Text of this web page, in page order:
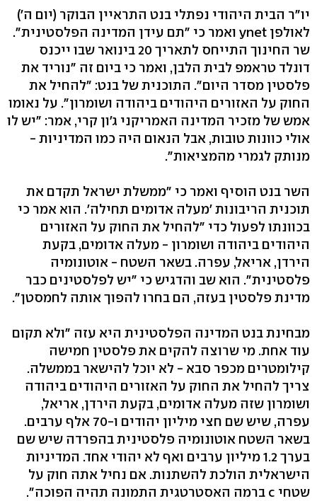
יו"ר הבית היהודי נפתלי בנט התראיין הבוקר (יום ה')
לאולפן ynet ואמר כי "תם עידן המדינה הפלסטינית".
שר החינוך התייחס לתאריך 20 בינואר שבו ייכנס
דונלד טראמפ לבית הלבן, ואמר כי ביום זה "נוריד את
פלסטין מסדר היום". התוכנית של בנט: "להחיל את
החוק על האזורים היהודים ביהודה ושומרון". על נאומו
אמש של מזכיר המדינה האמריקני ג'ון קרי, אמר: "יש לו
אולי כוונות טובות, אבל הנאום היה כמו המדיניות -
מנותק לגמרי מהמציאות".
השר בנט הוסיף ואמר כי "ממשלת ישראל תקדם את
תוכנית הריבונות 'מעלה אדומים תחילה'. הוא אמר כי
בכוונתו לפעול כדי "להחיל את החוק על האזורים
היהודים ביהודה ושומרון - מעלה אדומים, בקעת
הירדן, אריאל, עפרה. בשאר השטח - אוטונומיה
פלסטינית". הוא שב והדגיש כי "יש לפלסטינים כבר
מדינת פלסטין בעזה, הם בחרו להפוך אותה לחמסטן".
מבחינת בנט המדינה הפלסטינית היא עזה "ולא תקום
עוד אחת. מי שרוצה להקים את פלסטין חמישה
קילומטרים מכפר סבא - לא יוכל להישאר בממשלה.
צריך להחיל את החוק על האזורים היהודים ביהודה
ושומרון שזה מעלה אדומים, בקעת הירדן, אריאל,
עפרה, שיש שם חצי מיליון יהודים ו-70 אלף ערבים.
בשאר השטח אוטונומיה פלסטינית בהפרדה שיש שם
בערך 1.2 מיליון ערבים ואף לא יהודי אחד. המדיניות
הישראלית הולכת להשתנות. אם נחיל אתה חוק על
שטחי c ברמה האסטרטגית התמונה תהיה הפוכה".